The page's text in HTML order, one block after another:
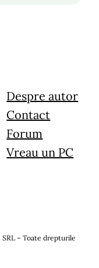
Despre autor
Contact
Forum
Vreau un PC
– Toate drepturile